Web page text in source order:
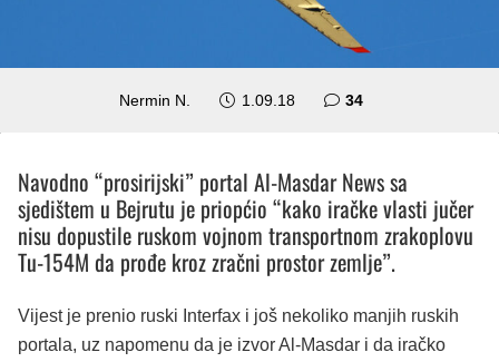
Nermin N. 1.09.18 34komentara
Navodno “prosirijski” portal Al-Masdar News sa
sjedištem u Bejrutu je priopćio “kako iračke vlasti jučer
nisu dopustile ruskom vojnom transportnom zrakoplovu
Tu-154M da prođe kroz zračni prostor zemlje”.
Vijest je prenio ruski Interfax i još nekoliko manjih ruskih
portala, uz napomenu da je izvor Al-Masdar i da iračko